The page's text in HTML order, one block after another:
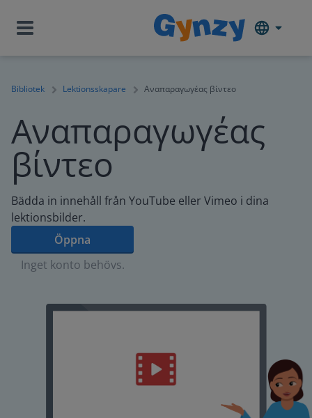
Bibliotek Lektionsskapare Αναπαραγωγέας βίντεο
Αναπαραγωγέας
βίντεο
Bädda in innehåll från YouTube eller Vimeo i dina
lektionsbilder.
Öppna
Inget konto behövs.